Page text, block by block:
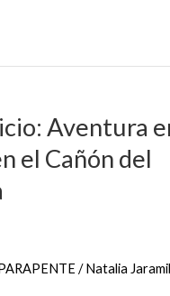
Aventura
el Cañón del
/Natalia